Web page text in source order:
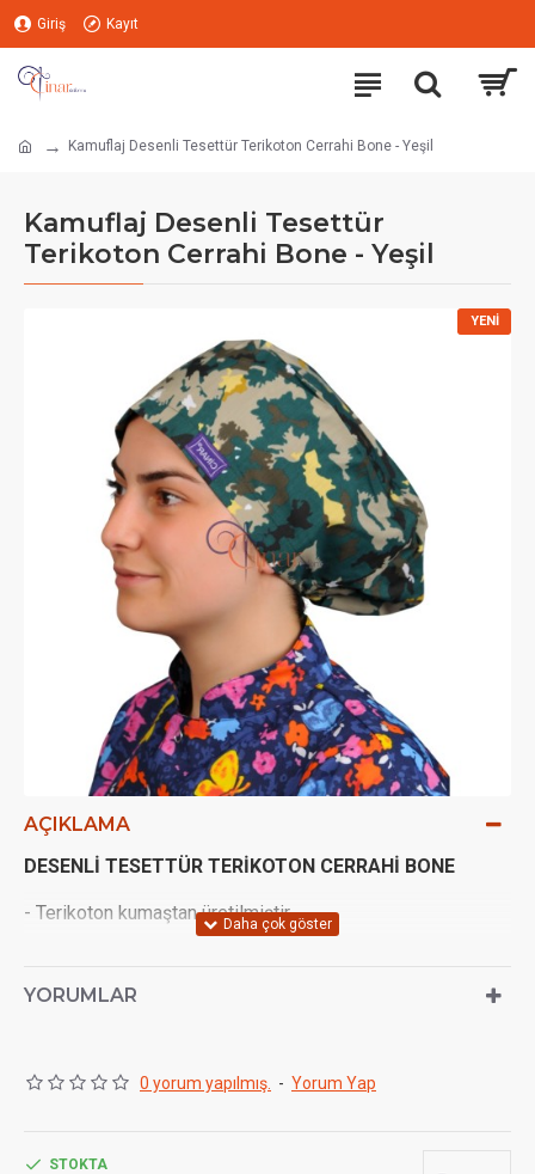
Giriş Kayıt
Kamuflaj Desenli Tesettür Terikoton Cerrahi Bone - Yeşil
Kamuflaj Desenli Tesettür
Terikoton Cerrahi Bone - Yeşil
YENI
AÇIKLAMA
DESENLİ TESETTÜR TERİKOTON CERRAHİ BONE
- Terikoton kumaştan üretilmiştir.
- Bağcıklı şekilde kendiliğinden ayarlanabilir.
Kumaş Cinsi :Terikoton
YORUMLAR
0 yorum yapılmış. - Yorum Yap
STOKTA